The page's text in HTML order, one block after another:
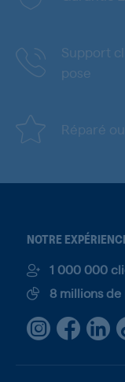
Support
pose
Réparé
NOTRE
1 000 000
8 millions de